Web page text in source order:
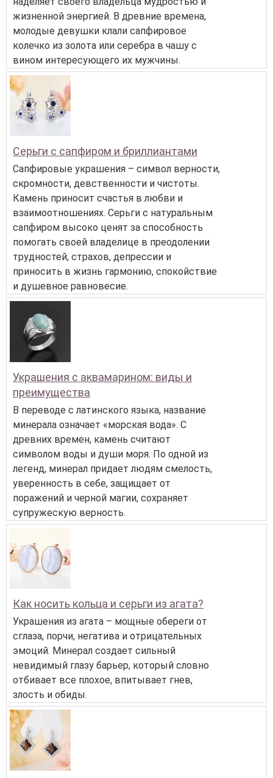
жизненной энергией. В древние времена,
молодые девушки клали сапфировое
колечко из золота или серебра в чашу с
вином интересующего их мужчины.
Серьги с сапфиром и бриллиантами
Сапфировые украшения – символ верности,
скромности, девственности и чистоты.
Камень приносит счастья в любви и
взаимоотношениях. Серьги с натуральным
сапфиром высоко ценят за способность
помогать своей владелице в преодолении
трудностей, страхов, депрессии и
приносить в жизнь гармонию, спокойствие
и душевное равновесие.
Украшения с аквамарином: виды и
преимущества
В переводе с латинского языка, название
минерала означает «морская вода». С
древних времен, камень считают
символом воды и души моря. По одной из
легенд, минерал придает людям смелость,
уверенность в себе, защищает от
поражений и черной магии, сохраняет
супружескую верность.
Как носить кольца и серьги из агата?
Украшения из агата – мощные обереги от
сглаза, порчи, негатива и отрицательных
эмоций. Минерал создает сильный
невидимый глазу барьер, который словно
отбивает все плохое, впитывает гнев,
злость и обиды.